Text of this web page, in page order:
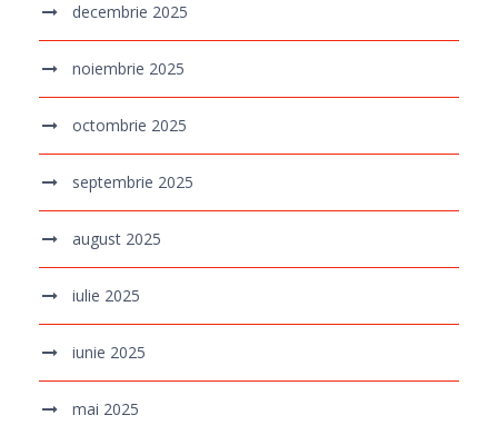
decembrie 2025
noiembrie 2025
octombrie 2025
septembrie 2025
august 2025
iulie 2025
iunie 2025
mai 2025